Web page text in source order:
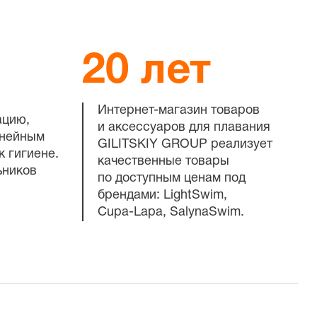
гигиене.
20 лет
Интернет-магазин товаров
и аксессуаров для плавания
GILITSKIY GROUP реализует
качественные товары
по доступным ценам под
брендами: LightSwim,
Cupa-Lapa, SalynaSwim.